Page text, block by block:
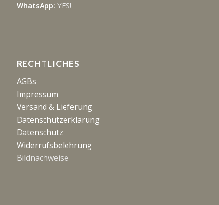
WhatsApp: YES!
RECHTLICHES
AGBs
Impressum
Versand & Lieferung
Datenschutzerklärung
Datenschutz
Widerrufsbelehrung
Bildnachweise